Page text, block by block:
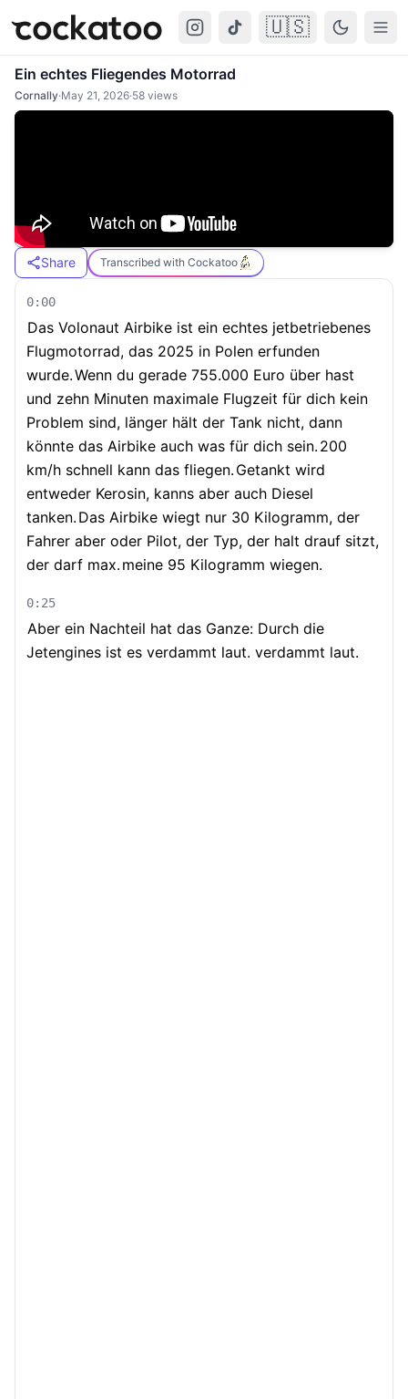
Cockatoo 🇺🇸
Ein echtes Fliegendes Motorrad
Cornally·May 21, 2026·58 views
Share Transcribed with Cockatoo
0:00
Das Volonaut Airbike ist ein echtes jetbetriebenes
Flugmotorrad, das 2025 in Polen erfunden
wurde.Wenn du gerade 755.000 Euro über hast
und zehn Minuten maximale Flugzeit für dich kein
Problem sind, länger hält der Tank nicht, dann
könnte das Airbike auch was für dich sein. 200
km/h schnell kann das fliegen. Getankt wird
entweder Kerosin, kanns aber auch Diesel
tanken. Das Airbike wiegt nur 30 Kilogramm, der
Fahrer aber oder Pilot, der Typ, der halt drauf sitzt,
der darf max. meine 95 Kilogramm wiegen.
0:25
Aber ein Nachteil hat das Ganze: Durch die
Jetengines ist es verdammt laut. verdammt laut.